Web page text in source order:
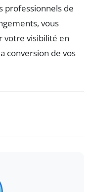
professionnels de
vous
votre visibilité en
conversion de vos